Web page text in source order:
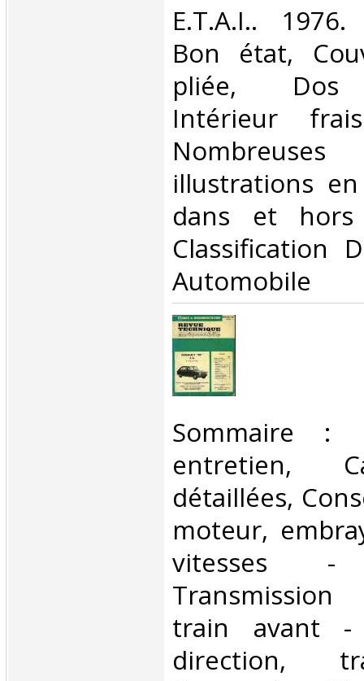
‎E.T.A.I..
Bon état,
pliée, Dos
Intérieur
illustrations
dans et
Classification
Automobile‎
‎Sommaire :
entretien,
détaillées,
moteur,
vitesses -
train avant -
direction,